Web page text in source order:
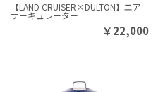
【LAND CRUISER×DULTON】エア
サーキュレーター
￥22,000